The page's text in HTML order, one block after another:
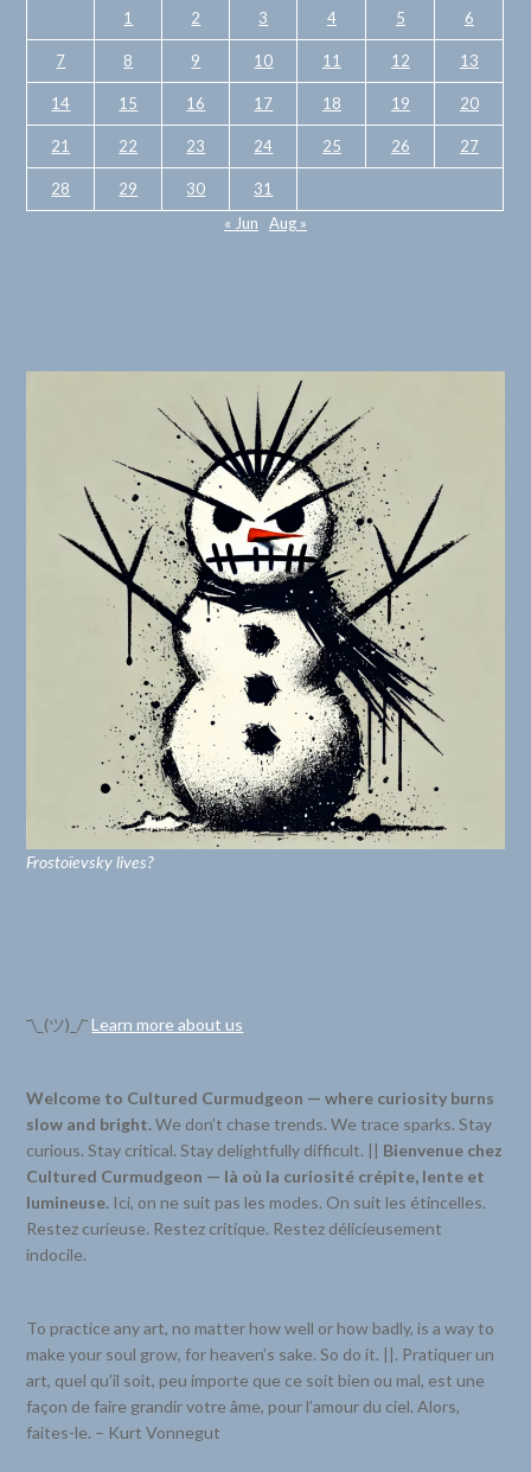
1
2 3 4 5 6
7 8 9 10 11 12 13
14 15 16 17 18 19 20
21 22 23 24 25 26 27
28 29 30
31
« Jun
Aug »
Frostoïevsky lives?
¯\_(ツ)_/¯Learn more about us
Welcome to Cultured Curmudgeon — where curiosity burns
slow and bright.We don’t chase trends. We trace sparks. Stay
curious. Stay critical. Stay delightfully difficult. || Bienvenue chez
Cultured Curmudgeon — là où la curiosité crépite, lente et
lumineuse. Ici, on ne suit pas les modes. On suit les étincelles.
Restez curieuse. Restez critique. Restez délicieusement
indocile.
To practice any art, no matter how well or how badly, is a way to
make your soul grow, for heaven’s sake. So do it. ||. Pratiquer un
art, quel qu’il soit, peu importe que ce soit bien ou mal, est une
façon de faire grandir votre âme, pour l’amour du ciel. Alors,
faites-le. – Kurt Vonnegut